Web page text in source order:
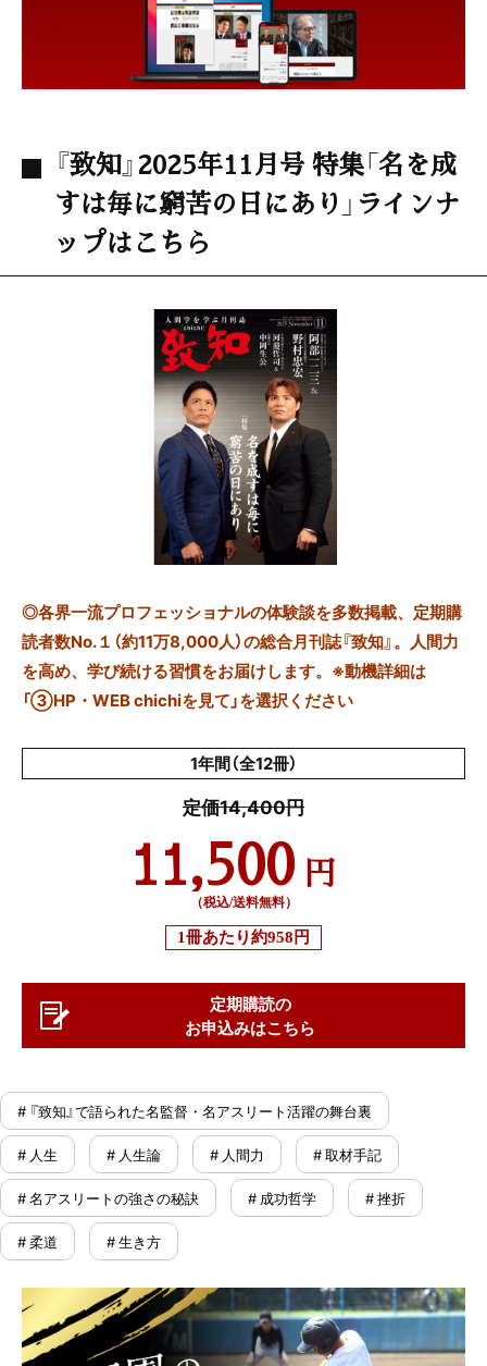
『致知』2025年11月号 特集「名を成
すは毎に窮苦の日にあり」ラインナ
ップはこちら
◎各界一流プロフェッショナルの体験談を多数掲載、定期購
読者数No.１（約11万8,000人）の総合月刊誌『致知』。人間力
を高め、学び続ける習慣をお届けします。※動機詳細は
「③HP・WEB chichiを見て」を選択ください
1年間（全12冊）
定価14,400円
11,500 円
（税込/送料無料）
1冊あたり約958円
定期購読の
お申込みはこちら
# 『致知』で語られた名監督・名アスリート活躍の舞台裏
# 人生 # 人生論 # 人間力 # 取材手記
# 名アスリートの強さの秘訣 # 成功哲学 # 挫折
# 柔道 # 生き方